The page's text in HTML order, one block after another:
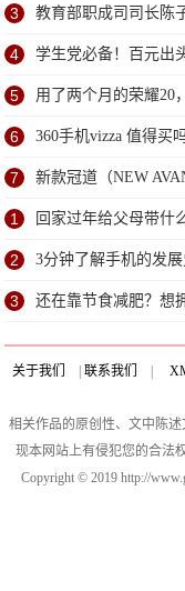
3 教育部职成司司长陈
研
4 学生党必备！百元出
5 用了两个月的荣耀20
6 360手机vizza 值得买
7 新款冠道（NEW
1 回家过年给父母带什
建议
2 3分钟了解手机的发展
3 还在靠节食减肥？想
关于我们 联系我们
相关作品的原创性、文中陈
现本网站上有侵犯您的合法
Copyright © 2019 http://